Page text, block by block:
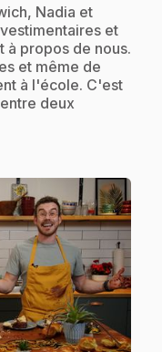
Nadia et
et
à propos de nous.
et même de
à l'école. C'est
deux